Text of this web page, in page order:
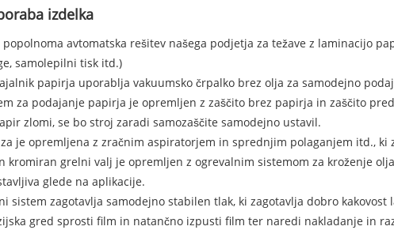
izdelka
popolnoma avtomatska rešitev našega podjetja za težave z laminacijo
samolepilni tisk itd.)
papirja uporablja vakuumsko črpalko brez olja za samodejno
za podajanje papirja je opremljen z zaščito brez papirja in zaščito
zlomi, se bo stroj zaradi samozaščite samodejno ustavil.
je opremljena z zračnim aspiratorjem in sprednjim polaganjem itd.,
kromiran grelni valj je opremljen z ogrevalnim sistemom za kroženje
glede na aplikacije.
sistem zagotavlja samodejno stabilen tlak, ki zagotavlja dobro
gred sprosti film in natančno izpusti film ter naredi nakladanje in